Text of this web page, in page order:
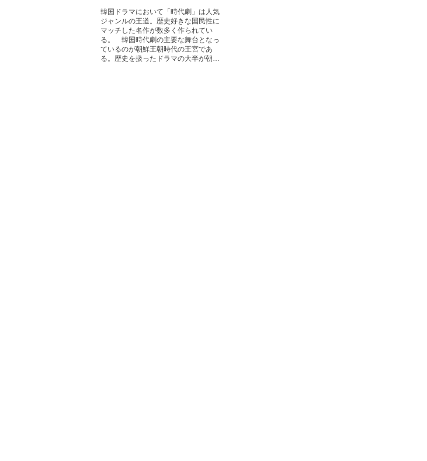
韓国ドラマにおいて「時代劇」は人気
ジャンルの王道。歴史好きな国民性に
マッチした名作が数多く作られてい
る。 韓国時代劇の主要な舞台となっ
ているのが朝鮮王朝時代の王宮であ
る。歴史を扱ったドラマの大半が朝…